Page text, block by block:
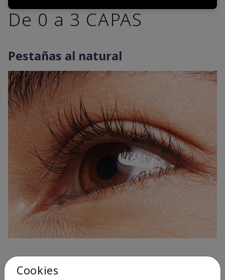
De 0 a 3 CAPAS
Pestañas al natural
1 Capa
Cookies